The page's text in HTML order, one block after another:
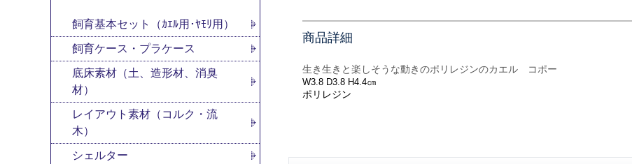
商品詳細
生き生きと楽しそうな動きのポリレジンのカエル コポー
W3.8 D3.8 H4.4㎝
ポリレジン
飼育基本セット（ｶｴﾙ用･ﾔﾓﾘ用）
飼育ケース・プラケース
底床素材（土、造形材、消臭
材）
レイアウト素材（コルク・流
木）
シェルター